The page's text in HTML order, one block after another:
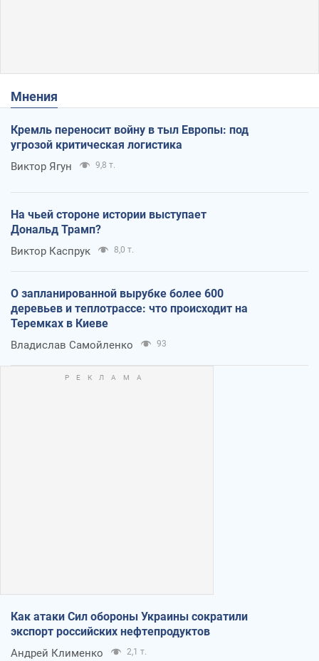
Мнения
Кремль переносит войну в тыл Европы: под
угрозой критическая логистика
Виктор Ягун 9,8 т.
На чьей стороне истории выступает
Дональд Трамп?
Виктор Каспрук 8,0 т.
О запланированной вырубке более 600
деревьев и теплотрассе: что происходит на
Теремках в Киеве
Владислав Самойленко 93
Как атаки Сил обороны Украины сократили
экспорт российских нефтепродуктов
Андрей Клименко 2,1 т.